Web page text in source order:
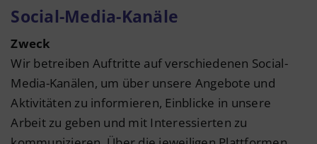
Social-Media-Kanäle
Zweck
Wir betreiben Auftritte auf verschiedenen Social-
Media-Kanälen, um über unsere Angebote und
Aktivitäten zu informieren, Einblicke in unsere
Arbeit zu geben und mit Interessierten zu